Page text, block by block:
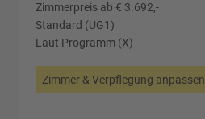
Zimmerpreis ab € 3.692,-
Standard (UG1)
Laut Programm (X)
Zimmer & Verpflegung anpassen